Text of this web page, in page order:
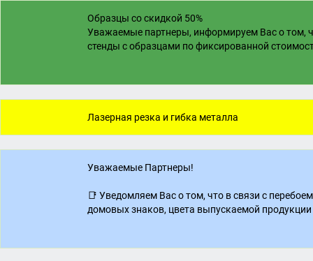
Образцы со скидкой 50%
Уважаемые партнеры, информируем Вас о том,
стенды с образцами по фиксированной
Лазерная резка и гибка металла
Уважаемые Партнеры!
📑 Уведомляем Вас о том, что в связи с
домовых знаков, цвета выпускаемой